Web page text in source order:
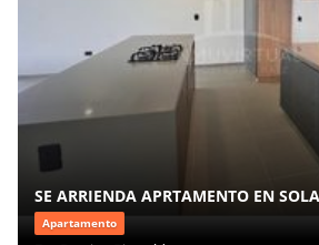
SE ARRIENDA APRTAMENTO EN
Apartamento